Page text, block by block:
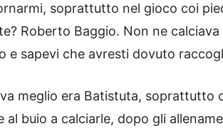
soprattutto nel gioco coi
Roberto Baggio. Non ne calciava
e sapevi che avresti dovuto
meglio era Batistuta, soprattutto
buio a calciarle, dopo gli